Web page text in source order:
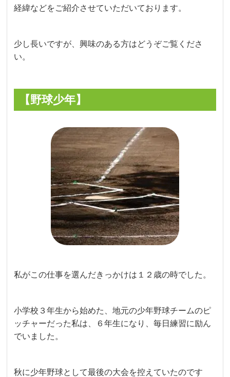
経緯などをご紹介させていただいております。
少し長いですが、興味のある方はどうぞご覧くださ
い。
【野球少年】
私がこの仕事を選んだきっかけは１２歳の時でした。
小学校３年生から始めた、地元の少年野球チームのピ
ッチャーだった私は、６年生になり、毎日練習に励ん
でいました。
秋に少年野球として最後の大会を控えていたのです